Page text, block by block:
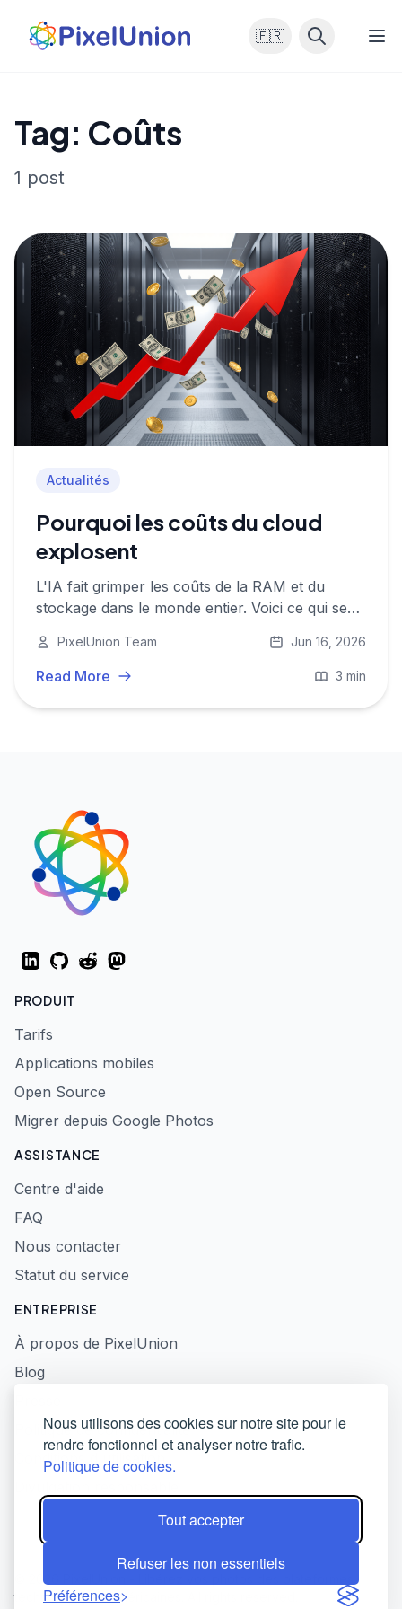
Nous utilisons des cookies sur notre site pour le
rendre fonctionnel et analyser notre trafic.
Politique de cookies.
Tout accepter
Refuser les non essentiels
Préférences
🇫🇷
Tag: Coûts
1 post
Actualités
Pourquoi les coûts du cloud
explosent
L'IA fait grimper les coûts de la RAM et du
stockage dans le monde entier. Voici ce qui se
pour les fournisseurs cloud européens comme
PixelUnion.
PixelUnion Team Jun 16, 2026
Read More 3 min
LinkedInGitHubRedditMastodon
PRODUIT
Tarifs
Applications mobiles
Open Source
Migrer depuis Google Photos
ASSISTANCE
Centre d'aide
FAQ
Nous contacter
Statut du service
ENTREPRISE
À propos de PixelUnion
Blog
Politique de confidentialité
Conditions d'utilisation
© 2026 PixelUnion - Libérez vos photos des plateformes
technologiques américaines. All rights reserved.